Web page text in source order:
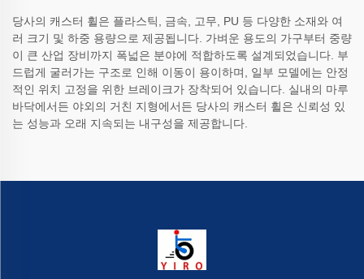
당사의 캐스터 휠은 플라스틱, 금속, 고무, PU 등 다양한 소재와 여
러 크기 및 하중 용량으로 제공됩니다. 가벼운 용도의 가구부터 중량
이 큰 산업 장비까지 폭넓은 분야에 적합하도록 설계되었습니다. 부
드럽게 굴러가는 구조로 인해 이동이 용이하며, 일부 모델에는 안정
적인 위치 고정을 위한 브레이크가 장착되어 있습니다. 실내의 마루
바닥에서든 야외의 거친 지형에서든 당사의 캐스터 휠은 신뢰성 있
는 성능과 오래 지속되는 내구성을 제공합니다.